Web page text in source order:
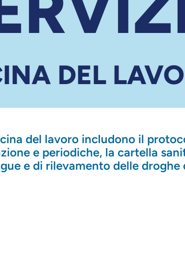
DEL
del lavoro includono il
e periodiche, la cartella
e di rilevamento delle droghe